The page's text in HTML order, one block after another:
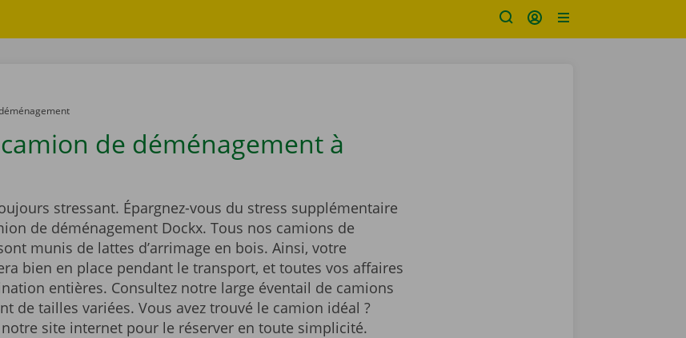
de déménagement à
stressant. Épargnez-vous du stress supplémentaire
de déménagement Dockx. Tous nos camions de
munis de lattes d’arrimage en bois. Ainsi, votre
bien en place pendant le transport, et toutes vos affaires
entières. Consultez notre large éventail de camions
de tailles variées. Vous avez trouvé le camion idéal ?
notre site internet pour le réserver en toute simplicité.